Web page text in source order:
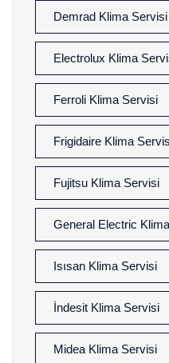
Demrad Klima Servisi
Electrolux Klima
Ferroli Klima Servisi
Frigidaire Klima
Fujitsu Klima Servisi
General Electric
Isısan Klima Servisi
İndesit Klima Servisi
Midea Klima Servisi